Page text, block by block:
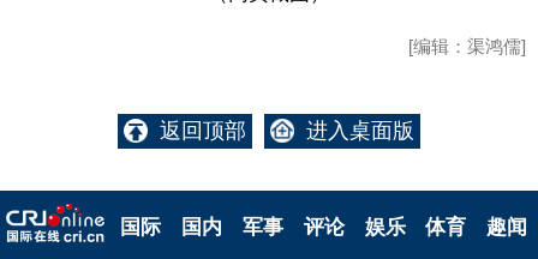
[编辑：渠鸿儒]
返回顶部 进入桌面版
国际 国内 军事 评论 娱乐 体育 趣闻